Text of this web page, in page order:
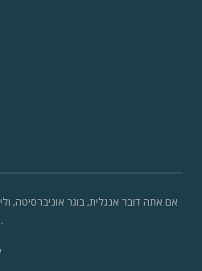
אם אתה דובר אנגלית, בוגר אוניברסיטה,
ותרבויות שונות, נשמח לשמוע ממך.